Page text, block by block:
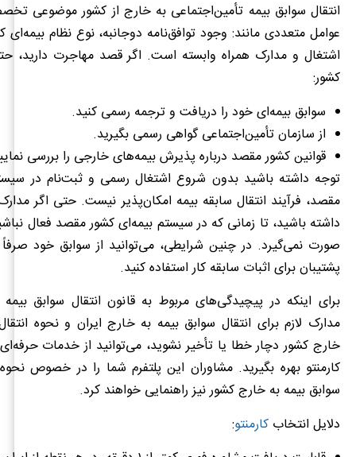
انتقال سوابق بیمه تأمین‌اجتماعی به خارج از کشور موضوعی
عوامل متعددی مانند: وجود توافق‌نامه دوجانبه، نوع نظام
اشتغال و مدارک همراه وابسته است. اگر قصد مهاجرت دارید،
کشور:
سوابق بیمه‌ای خود را دریافت و ترجمه رسمی کنید.
از سازمان تأمین‌اجتماعی گواهی رسمی بگیرید.
قوانین کشور مقصد درباره پذیرش بیمه‌های خارجی را بررسی
توجه داشته باشید بدون شروع اشتغال رسمی و ثبت‌نام در
مقصد، فرآیند انتقال سابقه بیمه امکان‌پذیر نیست. حتی اگر
داشته باشید، تا زمانی که در سیستم بیمه‌ای کشور مقصد فعال
صورت نمی‌گیرد. در چنین شرایطی، می‌توانید از سوابق خود
پشتیبان برای اثبات سابقه کار استفاده کنید.
برای اینکه در پیچیدگی‌های مربوط به قانون انتقال سوابق
مدارک لازم برای انتقال سوابق بیمه به خارج ایران و نحوه
خارج کشور دچار خطا یا تأخیر نشوید، می‌توانید از خدمات
کارمنتو بهره بگیرید. مشاوران این پلتفرم شما را در خصوص
سوابق بیمه به خارج کشور نیز راهنمایی خواهند کرد.
دلایل انتخاب کارمنتو: